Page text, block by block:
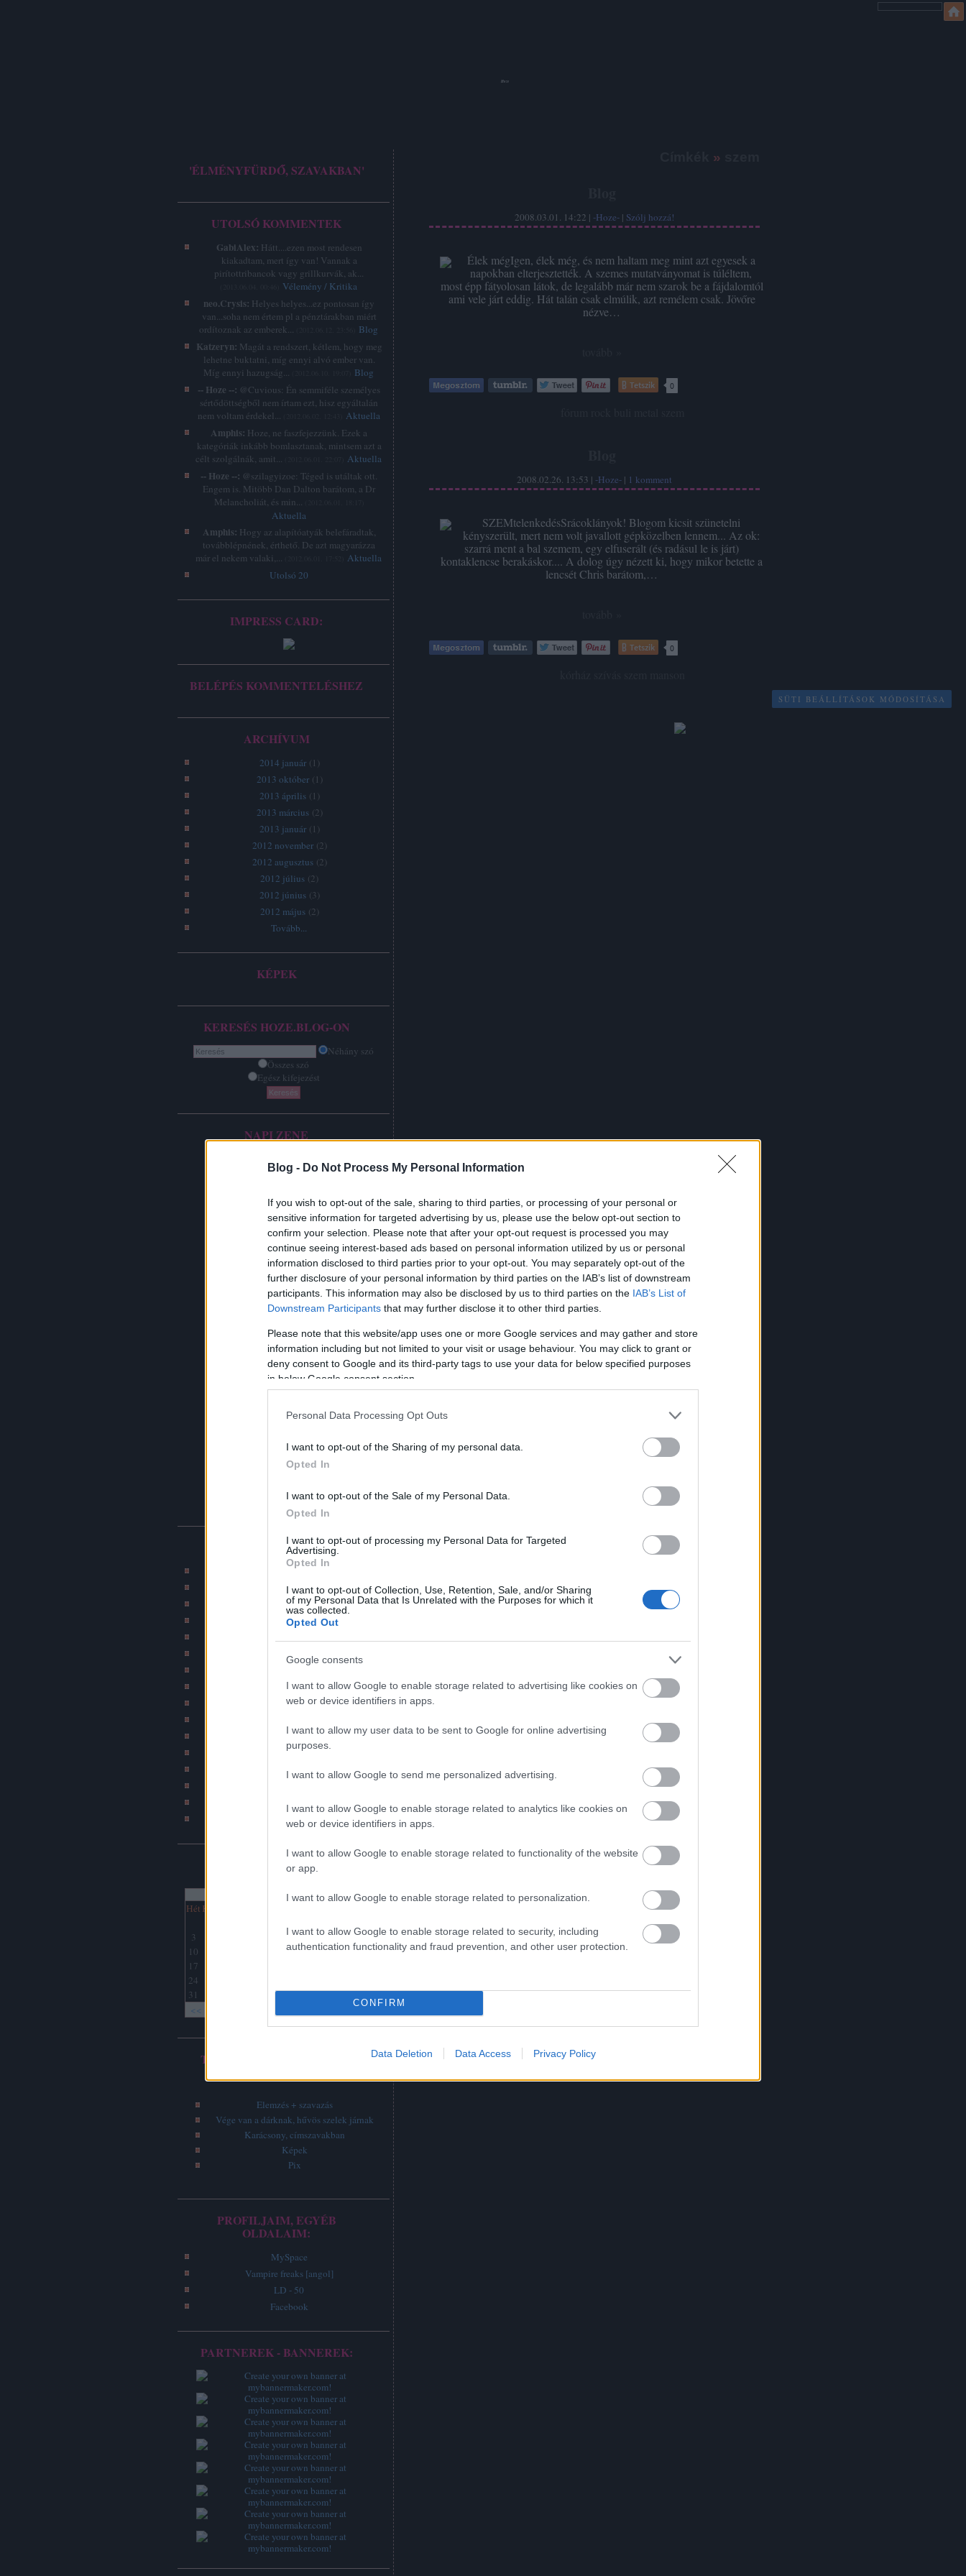
Blog - Do Not Process My Personal Information
If you wish to opt-out of the sale, sharing to third parties, or processing of your personal or
sensitive information for targeted advertising by us, please use the below opt-out section to
confirm your selection. Please note that after your opt-out request is processed you may
continue seeing interest-based ads based on personal information utilized by us or personal
information disclosed to third parties prior to your opt-out. You may separately opt-out of the
further disclosure of your personal information by third parties on the IAB’s list of downstream
participants. This information may also be disclosed by us to third parties on the IAB’s List of
Downstream Participants that may further disclose it to other third parties.
Please note that this website/app uses one or more Google services and may gather and store
information including but not limited to your visit or usage behaviour. You may click to grant or
deny consent to Google and its third-party tags to use your data for below specified purposes
in below Google consent section.
Personal Data Processing Opt Outs
I want to opt-out of the Sharing of my personal data.
Opted In
I want to opt-out of the Sale of my Personal Data.
Opted In
I want to opt-out of processing my Personal Data for Targeted
Advertising.
Opted In
I want to opt-out of Collection, Use, Retention, Sale, and/or Sharing
of my Personal Data that Is Unrelated with the Purposes for which it
was collected.
Opted Out
Google consents
I want to allow Google to enable storage related to advertising like cookies on
web or device identifiers in apps.
I want to allow my user data to be sent to Google for online advertising
purposes.
I want to allow Google to send me personalized advertising.
I want to allow Google to enable storage related to analytics like cookies on
web or device identifiers in apps.
I want to allow Google to enable storage related to functionality of the website
or app.
I want to allow Google to enable storage related to personalization.
I want to allow Google to enable storage related to security, including
authentication functionality and fraud prevention, and other user protection.
CONFIRM
Data Deletion Data Access Privacy Policy
Hoze
'ÉLMÉNYFÜRDŐ, SZAVAKBAN'
UTOLSÓ KOMMENTEK
GabiAlex: Hátt....ezen most rendesen
kiakadtam, mert így van! Vannak a
pirítottribancok vagy grillkurvák, ak...
Vélemény / Kritika
neo.Crysis: Helyes helyes...ez pontosan így
van...soha nem értem pl a pénztárakban miért
ordítoznak az emberek...
Blog
Katzeryn: Magát a rendszert, kétlem, hogy meg
lehetne buktatni, míg ennyi alvó ember van.
Míg ennyi hazugság...
Blog
-- Hoze --: @Cuvious: Én semmiféle személyes
sértődöttségből nem írtam ezt, hisz egyáltalán
nem voltam érdekel...
Aktuella
Amphis: Hoze, ne faszfejezzünk. Ezek a
kategóriák inkább bomlasztanak, mintsem azt a
célt szolgálnák, amit...
Aktuella
-- Hoze --: @szilagyizoe: Téged is utáltak ott.
Engem is. Mitöbb Dan Dalton barátom, a Dr
Melancholiát, és min...
Aktuella
Amphis: Hogy az alapítóatyák belefáradtak,
továbblépnének, érthető. De azt magyarázza
már el nekem valaki,...
Aktuella
Utolsó 20
IMPRESS CARD:
BELÉPÉS KOMMENTELÉSHEZ
ARCHÍVUM
2014 január ( 1 )
2013 október ( 1 )
2013 április ( 1 )
2013 március (2)
2013 január ( 1 )
2012 november (2)
2012 augusztus (2)
2012 július (2)
2012 június (3 )
2012 május (2)
Tovább...
KÉPEK
KERESÉS HOZE.BLOG-ON
Néhány szó
Összes szó
Egész kifejezést
NAPI ZENE
BLOG AJÁNLÓK:
Rajzmester képmontázs blogunk
CAT blogja
Munkahelyi terror
Szakítós történetek blogja
Bombahír
BKV figyelő blog
Jó szar tetkód van!
Bash.hu / vicces RSS-sek
Katonatörténetek blog
DJ Fm (Online netradio)
Napi rajz
Havaria Press
NAPTÁR
Hét Ked
<<
3
9
10
16
17
24
31
TOP 5 - LEGOLVASOTTABB
Elemzés + szavazás
Vége van a dárknak, hűvös szelek járnak
Karácsony, címszavakban
Képek
Pix
PROFILJAIM, EGYÉB
OLDALAIM:
MySpace
Vampire freaks [angol]
LD - 50
Facebook
PARTNEREK - BANNEREK:
»
2008.03.01. 14:22 | -Hoze- | Szólj hozzá!
Élek mégIgen, élek még, és nem haltam meg mint azt egyesek a
napokban elterjesztették. A szemes mutatványomat is túléltem,
most épp fátyolosan látok, de legalább már nem szarok be a fájdalomtól
ami vele járt eddig. Hát talán csak elmúlik, azt remélem csak. Jövőre
nézve…
Tetszik 0
2008.02.26. 13:53 | -Hoze- | 1 komment
SZEMtelenkedésSrácoklányok! Blogom kicsit szünetelni
kényszerült, mert nem volt javallott gépközelben lennem... Az ok:
szarrá ment a bal szemem, egy elfuserált (és radásul le is járt)
kontaklencse berakáskor.... A dolog úgy nézett ki, hogy mikor betette a
lencsét Chris barátom,…
Tetszik 0
SÜTI BEÁLLÍTÁSOK MÓDOSÍTÁSA